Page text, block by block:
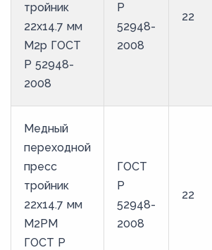
тройник
22х14.7 мм
М2р ГОСТ
Р 52948-
2008
Р
52948-
2008
22
Медный
переходной
пресс
тройник
22х14.7 мм
М2РМ
ГОСТ Р
ГОСТ
Р
52948-
2008
22